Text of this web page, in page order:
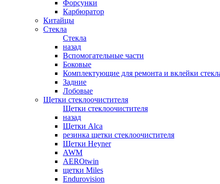
Форсунки
Карбюратор
Китайцы
Стекла
Стекла
назад
Вспомогательные части
Боковые
Комплектующие для ремонта и вклейки
Задние
Лобовые
Щетки стеклоочистителя
Щетки стеклоочистителя
назад
Щетки Alca
резинка щетки стеклоочистителя
Щетки Heyner
AWM
AEROtwin
щетки Miles
Endurovision